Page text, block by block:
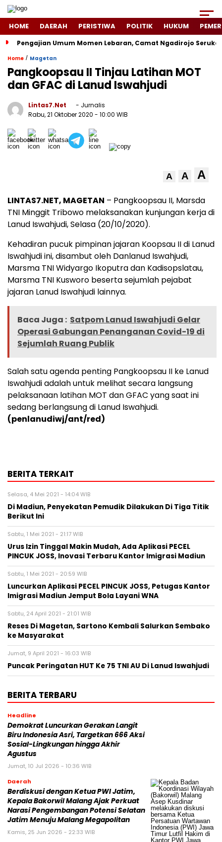
HOME DAERAH PERISTIWA POLITIK HUKUM
Pengajian Umum Momen Lebaran, Camat Ngadirojo
Home / Magetan
Pangkoopsau II Tinjau Latihan MOT
dan GFAC di Lanud Iswahjudi
Lintas7.net
- Jurnalis
Rabu, 21 Oktober 2020 - 10:00 WIB
A A A
LINTAS7.NET, MAGETAN – Pangkoopsau II, Marsda
TNI Minggit Tribowo melaksanakan kunjungan kerja di
Lanud Iswahjudi, Selasa (20/10/2020).
Kehadiran pucuk pimpinan jajaran Koopsau II di Lanud
Iswahjudi ini, disambut oleh Danlanud Iswahjudi,
Marsma TNI Widyargo Ikoputra dan Kadisopslatau,
Marsma TNI Kusworo beserta sejumlah pejabat
jajaran Lanud Iswahjudi lainnya.
Baca Juga : Satpom Lanud Iswahjudi Gelar
Operasi Gabungan Penanganan Covid-19 di
Sejumlah Ruang Publik
Salah satu agenda penting Pangkoopsau II ke Lanud
Iswahjudi adalah untuk melihat secara langsung
pelaksanaan latihan MOT dan GFAC yang saat ini
sedang berlangsung di Lanud Iswahjudi.
(penlanudiwj/ant/red)
BERITA TERKAIT
Selasa, 4 Mei 2021 - 14:04 WIB
Di Madiun, Penyekatan Pemudik Dilakukan Di Tiga Titik
Berikut Ini
Sabtu, 1 Mei 2021 - 21:17 WIB
Urus Izin Tinggal Makin Mudah, Ada Aplikasi PECEL
PINCUK JOSS, Inovasi Terbaru Kantor Imigrasi Madiun
Sabtu, 1 Mei 2021 - 20:59 WIB
Luncurkan Aplikasi PECEL PINCUK JOSS, Petugas Kantor
Imigrasi Madiun Jemput Bola Layani WNA
Sabtu, 24 April 2021 - 21:01 WIB
Reses Di Magetan, Sartono Kembali Salurkan Sembako
ke Masyarakat
Jumat, 9 April 2021 - 16:03 WIB
Puncak Peringatan HUT Ke 75 TNI AU Di Lanud Iswahjudi
BERITA TERBARU
Headline
Demokrat Luncurkan Gerakan Langit
Biru Indonesia Asri, Targetkan 666 Aksi
Sosial-Lingkungan hingga Akhir
Agustus
Jumat, 10 Jul 2026 - 10:36 WIB
Daerah
Berdiskusi dengan Ketua PWI Jatim,
Kepala Bakorwil Malang Ajak Perkuat
Narasi Pengembangan Potensi Selatan
Jatim Menuju Malang Megapolitan
Kamis, 25 Jun 2026 - 22:33 WIB